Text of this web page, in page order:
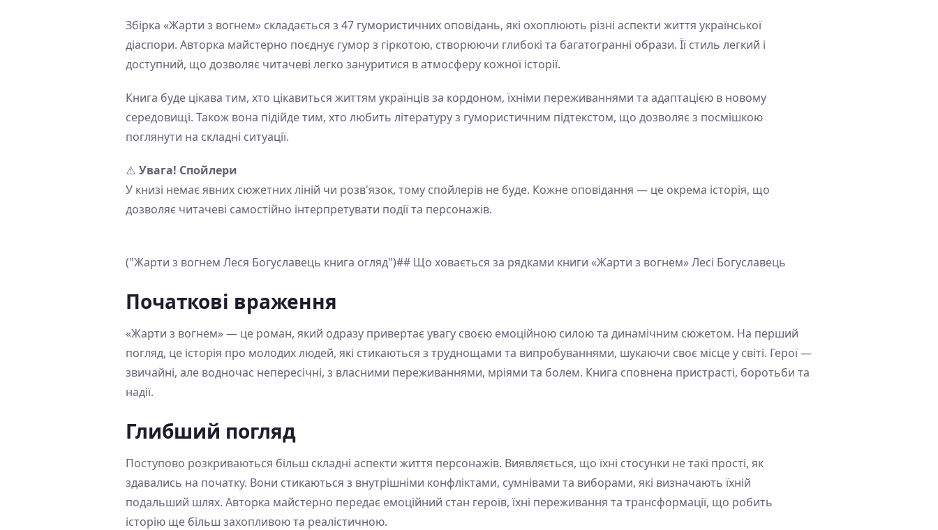
Збірка «Жарти з вогнем» складається з 47 гумористичних оповідань, які охоплюють різні аспекти життя української
діаспори. Авторка майстерно поєднує гумор з гіркотою, створюючи глибокі та багатогранні образи. Її стиль легкий і
доступний, що дозволяє читачеві легко зануритися в атмосферу кожної історії.
Книга буде цікава тим, хто цікавиться життям українців за кордоном, їхніми переживаннями та адаптацією в новому
середовищі. Також вона підійде тим, хто любить літературу з гумористичним підтекстом, що дозволяє з посмішкою
поглянути на складні ситуації.
⚠️ Увага! Спойлери
У книзі немає явних сюжетних ліній чи розв'язок, тому спойлерів не буде. Кожне оповідання — це окрема історія, що
дозволяє читачеві самостійно інтерпретувати події та персонажів.
("Жарти з вогнем Леся Богуславець книга огляд")## Що ховається за рядками книги «Жарти з вогнем» Лесі Богуславець
Початкові враження
«Жарти з вогнем» — це роман, який одразу привертає увагу своєю емоційною силою та динамічним сюжетом. На перший
погляд, це історія про молодих людей, які стикаються з труднощами та випробуваннями, шукаючи своє місце у світі. Герої —
звичайні, але водночас непересічні, з власними переживаннями, мріями та болем. Книга сповнена пристрасті, боротьби та
надії.
Глибший погляд
Поступово розкриваються більш складні аспекти життя персонажів. Виявляється, що їхні стосунки не такі прості, як
здавались на початку. Вони стикаються з внутрішніми конфліктами, сумнівами та виборами, які визначають їхній
подальший шлях. Авторка майстерно передає емоційний стан героїв, їхні переживання та трансформації, що робить
історію ще більш захопливою та реалістичною.